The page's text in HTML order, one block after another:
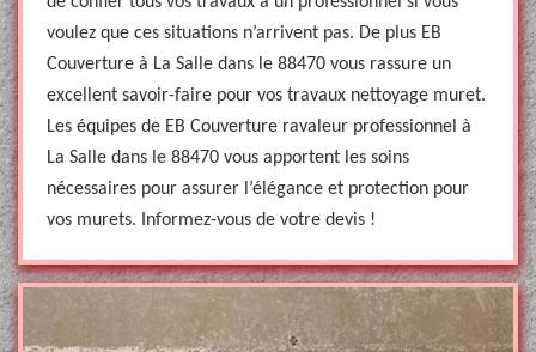
voulez que ces situations n’arrivent pas. De plus EB
Couverture à La Salle dans le 88470 vous rassure un
excellent savoir-faire pour vos travaux nettoyage muret.
Les équipes de EB Couverture ravaleur professionnel à
La Salle dans le 88470 vous apportent les soins
nécessaires pour assurer l’élégance et protection pour
vos murets. Informez-vous de votre devis !